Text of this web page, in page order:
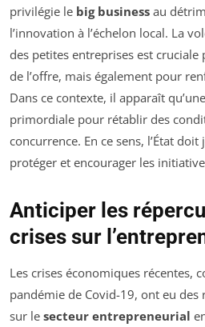
privilégie le big business au
l’innovation à l’échelon local. La
des petites entreprises est
de l’offre, mais également pour
Dans ce contexte, il apparaît
primordiale pour rétablir des
concurrence. En ce sens, l’État
protéger et encourager les
Anticiper les
crises sur
Les crises économiques récentes,
pandémie de Covid-19, ont eu des
sur le secteur entrepreneurial